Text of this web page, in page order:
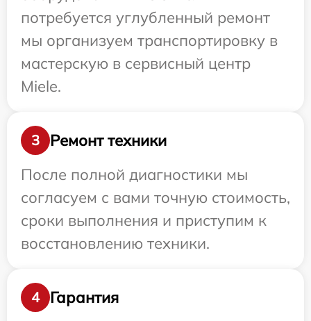
потребуется углубленный ремонт
мы организуем транспортировку в
мастерскую в сервисный центр
Miele.
3
Ремонт техники
После полной диагностики мы
согласуем с вами точную стоимость,
сроки выполнения и приступим к
восстановлению техники.
4
Гарантия